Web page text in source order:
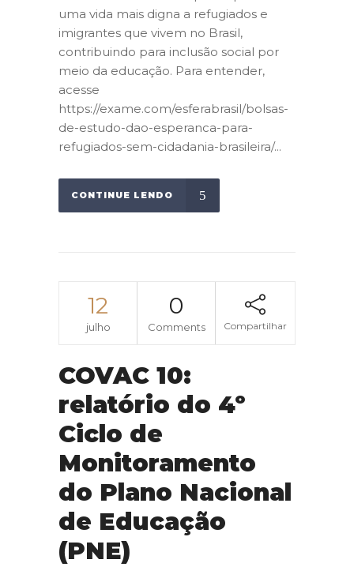
uma vida mais digna a refugiados e
imigrantes que vivem no Brasil,
contribuindo para inclusão social por
meio da educação. Para entender,
acesse
https://exame.com/esferabrasil/bolsas-
de-estudo-dao-esperanca-para-
refugiados-sem-cidadania-brasileira/...
CONTINUE LENDO
12
julho
0
Comments Compartilhar
COVAC 10:
relatório do 4º
Ciclo de
Monitoramento
do Plano Nacional
de Educação
(PNE)